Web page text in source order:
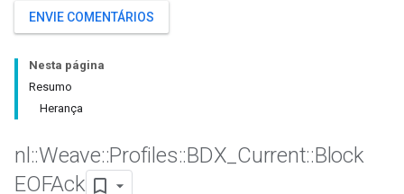
ENVIE COMENTÁRIOS
Nesta página
Resumo
Herança
nl ::Weave::Profiles::BDX Current::Block
EOFAck